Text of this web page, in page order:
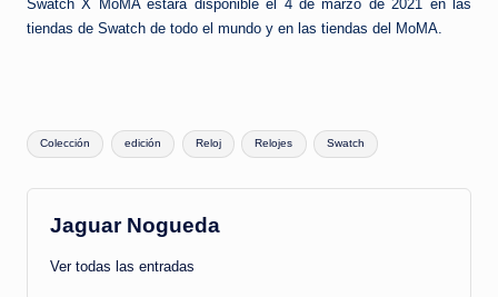
Swatch X MoMA estará disponible el 4 de marzo de 2021 en las
tiendas de Swatch de todo el mundo y en las tiendas del MoMA.
Etiquetas:
Colección edición Reloj Relojes Swatch
Jaguar Nogueda
Ver todas las entradas